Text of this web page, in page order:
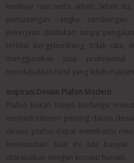
hasilnya rapi serta aman. Selain
pemasangan rangka,
pekerjaan dilakukan tanpa
terlihat bergelombang, tidak rata,
menggunakan jasa
mendapatkan hasil yang lebih
Inspirasi Desain Plafon Modern
Plafon bukan hanya berfungsi
menjadi elemen penting dalam
desain plafon dapat membantu
keseluruhan. Saat ini ada
disesuaikan dengan konsep hunian.